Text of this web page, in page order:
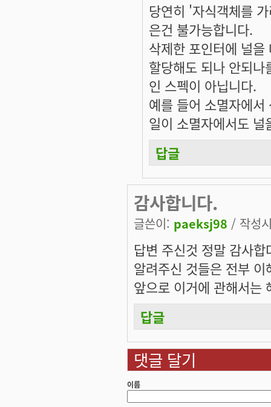
당연히 '자식객체를
은건 불가능합니다.
삭제한 포인터에 널
할당해도 되나 안되
인 스펙이 아닙니다.
예를 들어 소멸자에
일이 소멸자에서도
답글
감사합니다.
글쓴이: paeksj98 / 작성
답변 주신것 정말 감사합
알려주신 것들은 전부 이
앞으로 이거에 관해서는
답글
댓글 달기
이름